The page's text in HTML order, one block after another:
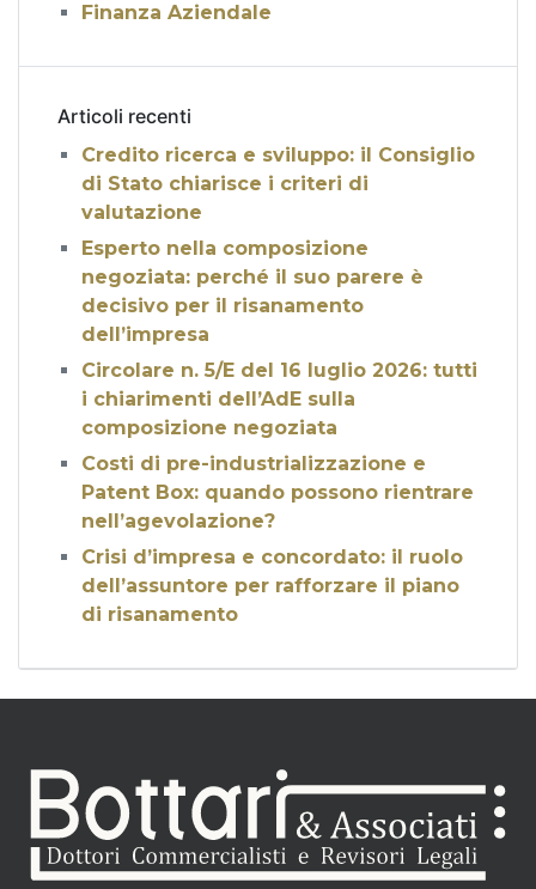
Finanza Aziendale
Articoli recenti
Credito ricerca e sviluppo: il Consiglio
di Stato chiarisce i criteri di
valutazione
Esperto nella composizione
negoziata: perché il suo parere è
decisivo per il risanamento
dell’impresa
Circolare n. 5/E del 16 luglio 2026: tutti
i chiarimenti dell’AdE sulla
composizione negoziata
Costi di pre-industrializzazione e
Patent Box: quando possono rientrare
nell’agevolazione?
Crisi d’impresa e concordato: il ruolo
dell’assuntore per rafforzare il piano
di risanamento